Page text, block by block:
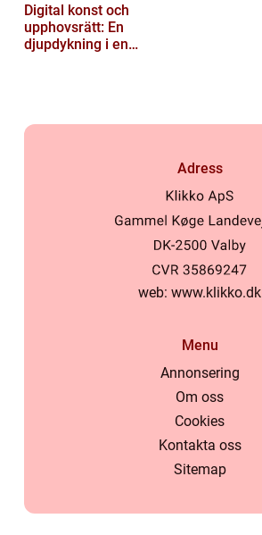
Digital konst och
upphovsrätt: En
djupdykning i en
Adress
web: www.klikko.dk
Menu
Annonsering
Om oss
Cookies
Kontakta oss
Sitemap